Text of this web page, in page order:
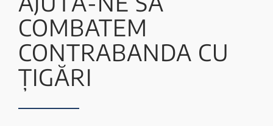
COMBATEM
CONTRABANDA CU
ȚIGĂRI